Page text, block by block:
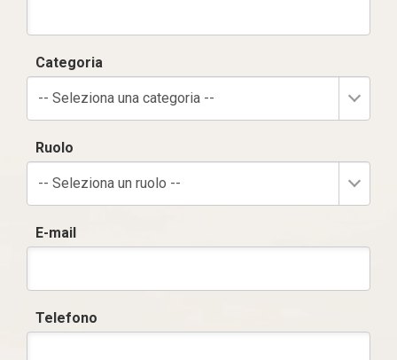
Categoria
-- Seleziona una categoria --
Ruolo
-- Seleziona un ruolo --
E-mail
Telefono